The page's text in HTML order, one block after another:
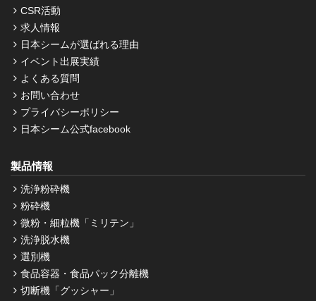
CSR活動
求人情報
日本シームが選ばれる理由
イベント出展実績
よくある質問
お問い合わせ
プライバシーポリシー
日本シーム公式facebook
製品情報
洗浄粉砕機
粉砕機
微粉・細粒機「ミリテン」
洗浄脱水機
選別機
食品容器・食品パック分離機
切断機「グッシャー」